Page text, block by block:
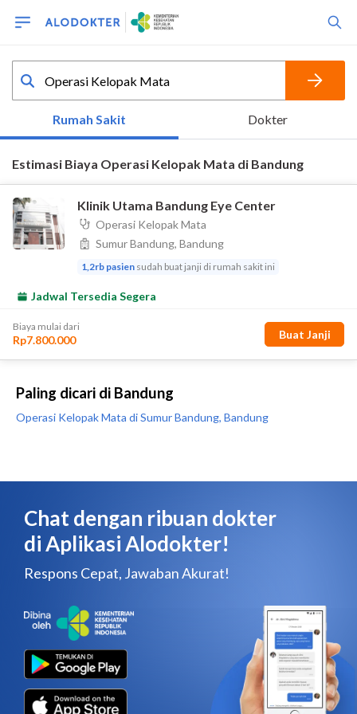
Paling dicari di Bandung
Operasi Kelopak Mata di Sumur Bandung, Bandung